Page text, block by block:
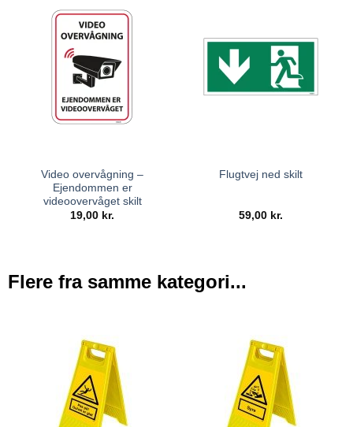
Video overvågning –
Ejendommen er
videoovervåget skilt
19,00 kr.
Flugtvej ned skilt
59,00 kr.
Flere fra samme kategori...